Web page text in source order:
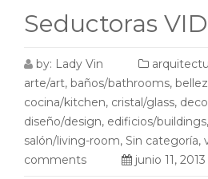
Seductoras
by: Lady Vin
arte/art, baños/bathrooms,
cocina/kitchen, cristal/glass,
diseño/design, edificios/buildings,
salón/living-room, Sin categoría,
comments
junio 11, 2013